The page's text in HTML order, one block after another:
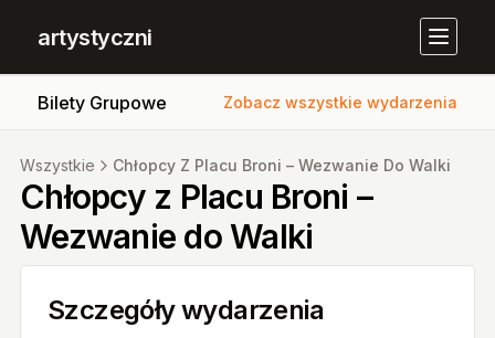
artystyczni
Bilety Grupowe Zobacz wszystkie wydarzenia
Wszystkie Chłopcy Z Placu Broni – Wezwanie Do Walki
Chłopcy z Placu Broni –
Wezwanie do Walki
Szczegóły wydarzenia